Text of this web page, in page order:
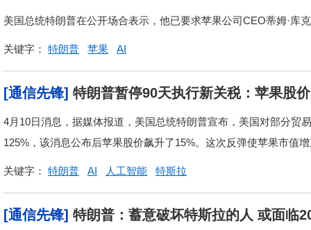
美国总统特朗普在公开场合表示，他已要求苹果公司CEO蒂姆·库
关键字： 特朗普 苹果 AI
[通信先锋] 特朗普暂停90天执行新关税：苹果股
4月10日消息，据媒体报道，美国总统特朗普宣布，美国对部分贸
125%，该消息公布后苹果股价飙升了15%。这次反弹使苹果市值
关键字： 特朗普 AI 人工智能 特斯拉
[通信先锋] 特朗普：蓄意破坏特斯拉的人 或面临